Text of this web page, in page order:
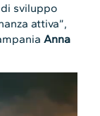
sviluppo
attiva”,
Anna